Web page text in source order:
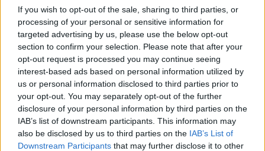
If you wish to opt-out of the sale, sharing to third parties, or
processing of your personal or sensitive information for
targeted advertising by us, please use the below opt-out
section to confirm your selection. Please note that after your
opt-out request is processed you may continue seeing
interest-based ads based on personal information utilized by
us or personal information disclosed to third parties prior to
your opt-out. You may separately opt-out of the further
disclosure of your personal information by third parties on the
IAB’s list of downstream participants. This information may
also be disclosed by us to third parties on the IAB’s List of
Downstream Participants that may further disclose it to other
La responsabilità storica della morte sulla terra
PTSD e suicidi svelano l’intento suicidario della guerra e
dell’ignoranza
Il Wenzi e la decadenza verso la guerra e la morte
​Il tecno-fascismo e i suoi nemici delusi
​I comici e il vittimismo paranoideo al potere
​La virtù secondo Confucio e Xi (seconda parte)
Le Pax imperiali e Tianxia (prima parte)
Un mondo condiviso a misura di bambino
​Un chiarimento, Chris Hedges e qualche domanda
Il velleitarismo di Trump, dell’UE e di Darwin
​Karen Horney e il ponte sullo Stretto